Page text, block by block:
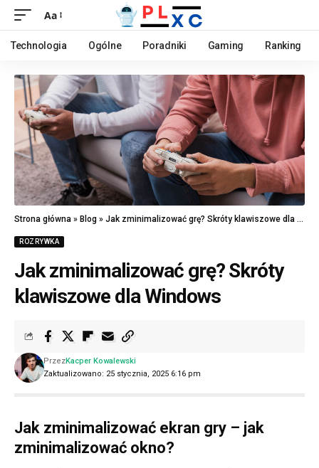
Aa
Technologia Ogólne Poradniki Gaming Ranking
Strona główna » Blog » Jak zminimalizować grę? Skróty klawiszowe dla Windows
ROZRYWKA
Jak zminimalizować grę? Skróty
klawiszowe dla Windows
Zaktualizowano: 25 stycznia, 2025 6:16 pm
PrzezKacper Kowalewski
Jak zminimalizować ekran gry – jak
zminimalizować okno?